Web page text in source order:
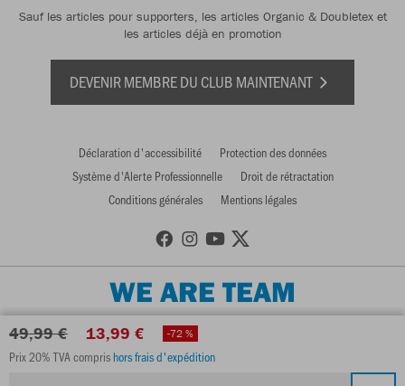
49,99 € 13,99 € -72 %
Prix 20% TVA compris hors frais d'expédition
Sauf les articles pour supporters, les articles Organic & Doubletex et
les articles déjà en promotion
DEVENIR MEMBRE DU CLUB MAINTENANT
Déclaration d'accessibilité
Protection des données
Système d'Alerte Professionnelle
Droit de rétractation
Conditions générales
Mentions légales
WE ARE TEAM